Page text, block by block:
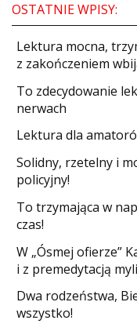
OSTATNIE WPISY:
​Lektura mocna,
z zakończeniem
​To zdecydowanie
nerwach
Lektura dla
Solidny, rzetelny i
policyjny!
​To trzymająca w
czas!
W „Ósmej ofierze”
i z premedytacją
Dwa rodzeństwa,
wszystko!